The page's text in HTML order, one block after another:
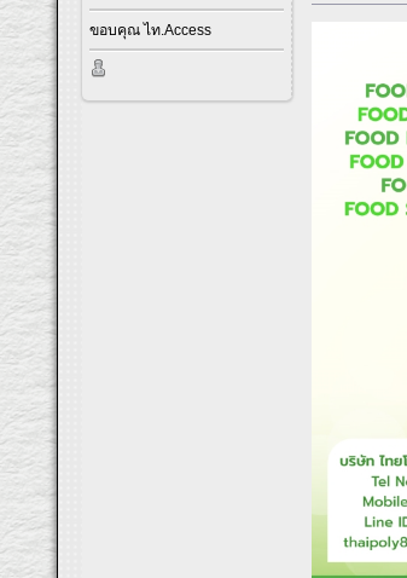
ขอบคุณ ไท.Access